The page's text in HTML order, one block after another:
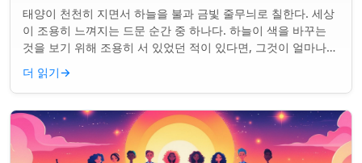
태양이 천천히 지면서 하늘을 불과 금빛 줄무늬로 칠한다. 세상
이 조용히 느껴지는 드문 순간 중 하나다. 하늘이 색을 바꾸는
것을 보기 위해 조용히 서 있었던 적이 있다면, 그것이 얼마나
마법 같은 일인지 알 것이다....
더 읽기→